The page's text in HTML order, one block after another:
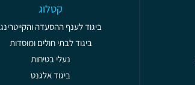
קטלוג
ביגוד לענף ההסעדה והקייטרינג
ביגוד לבתי חולים ומוסדות
נעלי בטיחות
ביגוד אלגנט